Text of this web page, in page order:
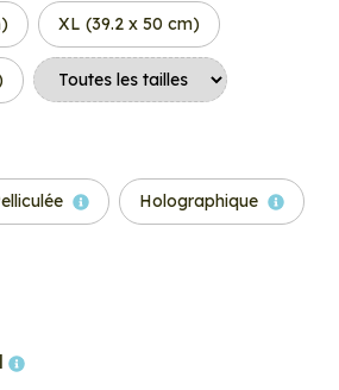
XL (39.2 x 50 cm)
Holographique